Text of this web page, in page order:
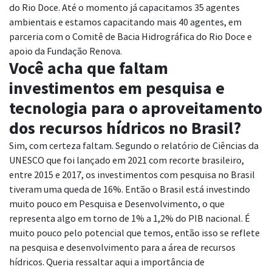
do Rio Doce. Até o momento já capacitamos 35 agentes
ambientais e estamos capacitando mais 40 agentes, em
parceria com o Comitê de Bacia Hidrográfica do Rio Doce e
apoio da Fundação Renova.
Você acha que faltam
investimentos em pesquisa e
tecnologia para o aproveitamento
dos recursos hídricos no Brasil?
Sim, com certeza faltam. Segundo o relatório de Ciências da
UNESCO que foi lançado em 2021 com recorte brasileiro,
entre 2015 e 2017, os investimentos com pesquisa no Brasil
tiveram uma queda de 16%. Então o Brasil está investindo
muito pouco em Pesquisa e Desenvolvimento, o que
representa algo em torno de 1% a 1,2% do PIB nacional. É
muito pouco pelo potencial que temos, então isso se reflete
na pesquisa e desenvolvimento para a área de recursos
hídricos. Queria ressaltar aqui a importância de